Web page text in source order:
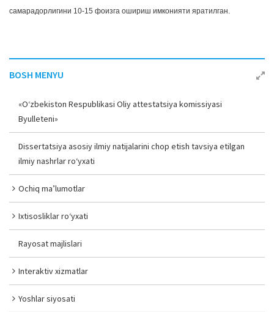
самарадорлигини 10-15 фоизга ошириш имконияти яратилган.
BOSH MENYU
«O‘zbekiston Respublikasi Oliy attestatsiya komissiyasi
Byulleteni»
Dissertatsiya asosiy ilmiy natijalarini chop etish tavsiya etilgan
ilmiy nashrlar ro‘yxati
Ochiq ma’lumotlar
Ixtisosliklar ro‘yxati
Rayosat majlislari
Interaktiv xizmatlar
Yoshlar siyosati